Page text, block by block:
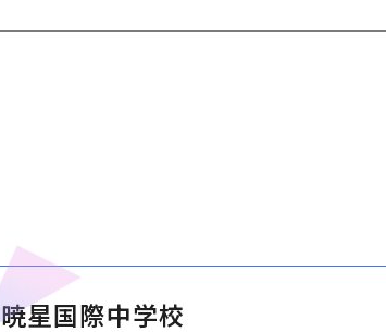
暁星国際中学校